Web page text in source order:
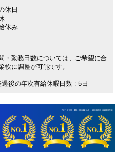
休日
休み
・勤務日数については、ご希望に合
軟に調整が可能です。
過後の年次有給休暇日数：5日